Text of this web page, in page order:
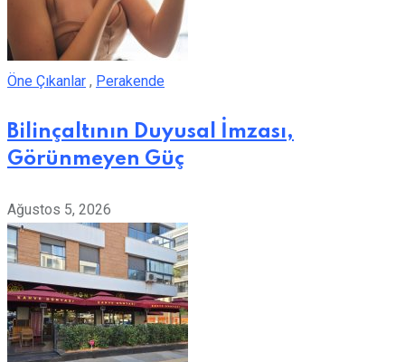
Öne Çıkanlar , Perakende
Bilinçaltının Duyusal İmzası,
Görünmeyen Güç
Ağustos 5, 2026